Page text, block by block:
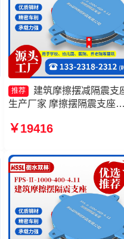
推荐
建筑摩擦摆减隔震支
生产厂家 摩擦摆隔震支座
家 建筑摩擦摆隔震支座
FPSII-10000-350-3.81源头
厂
￥19416